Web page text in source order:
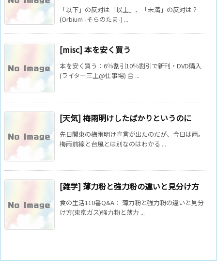
「以下」の反対は「以上」、「未満」の反対は？
(Orbium -そらのたま-) ...
[misc] 本を安く買う
本を安く買う：6％割引10％割引で新刊・DVD購入
(ライター三上@仕事場) 合 ...
[天気] 梅雨明けしたばかりというのに
先日関東の梅雨明け宣言が出たのだが、今日は雨。
梅雨前線と台風とは別なのはわかる ...
[雑学] 薄力粉と強力粉の違いと見分け方
食の生活110番Q&A： 薄力粉と強力粉の違いと見分
け方(東京ガス)強力粉と薄力 ...